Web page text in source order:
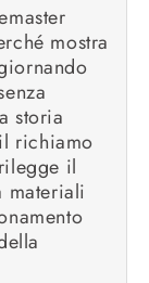
mostra
storia
richiamo
il
materiali